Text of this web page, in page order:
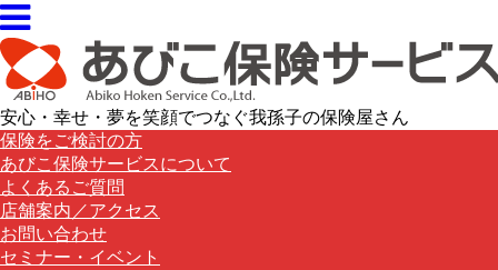
安心・幸せ・夢を笑顔でつなぐ我孫子の保険屋さん
保険をご検討の方
あびこ保険サービスについて
よくあるご質問
店舗案内／アクセス
お問い合わせ
セミナー・イベント